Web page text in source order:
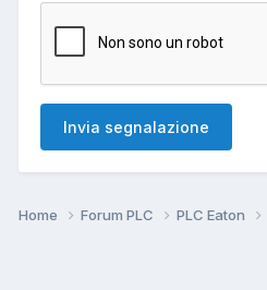
Invia segnalazione
Home Forum PLC PLC Eaton